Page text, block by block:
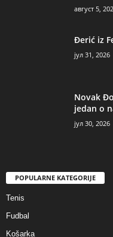
август 5,
Đerić iz
јул 31, 2026
Novak
jedan o
јул 30, 2026
POPULARNE KATEGORIJE
Tenis
Fudbal
Košarka